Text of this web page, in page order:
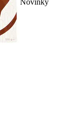
Novinky